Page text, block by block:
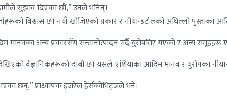
सुझाव दिएका छौँ,” उनले भनिन्।
विश्वास छ। नयाँ खोजिएको प्रकार र नीयान्डर्टालको अघिल्लो
मानवका अन्य प्रकारसँग सन्तानोत्पादन गर्दै युरोपतिर गएको र अन्य
वैज्ञानिकहरूको दाबी छ। यसले एशियाका आदिम मानव र युरोपका
छन्,” प्राध्यापक इजरेल हेर्सकोभिट्जले भने।